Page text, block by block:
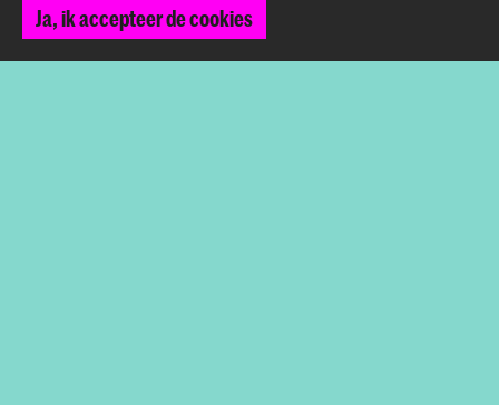
Blijf op de hoogte
Ja, ik accepteer de cookies